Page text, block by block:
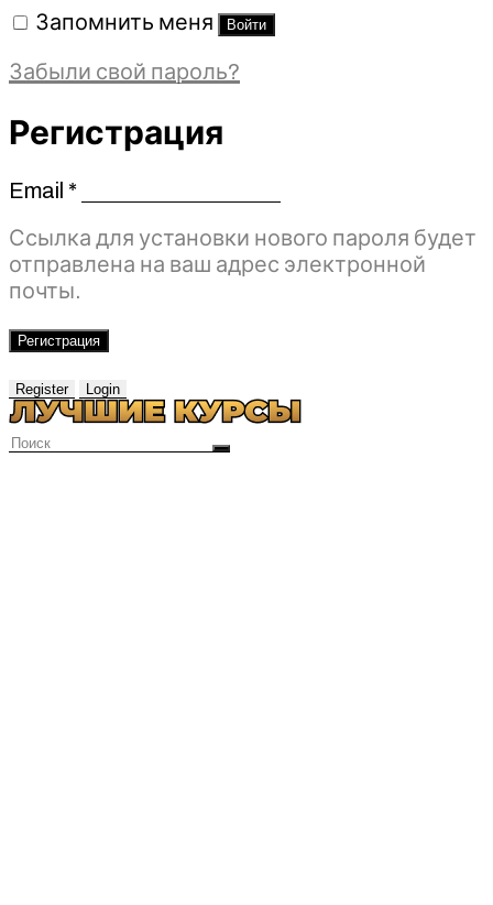
Запомнить меня Войти
Забыли свой пароль?
Регистрация
Email *Обязательно
Ссылка для установки нового пароля будет
отправлена ​​на ваш адрес электронной
почты.
Регистрация
Register Login